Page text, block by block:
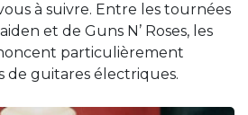
à suivre. Entre les tournées
et de Guns N’ Roses, les
particulièrement
de guitares électriques.